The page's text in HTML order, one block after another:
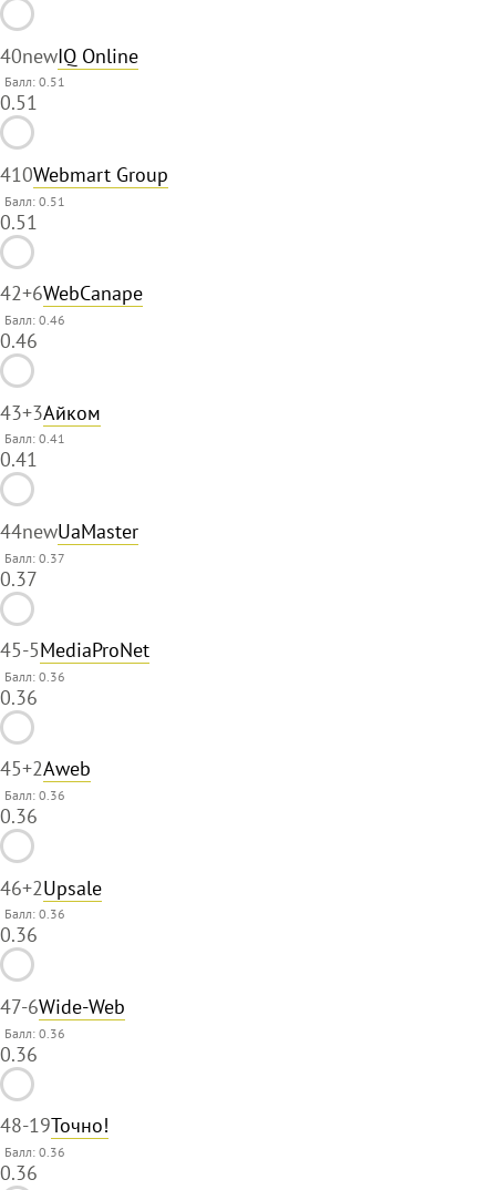
40newIQ Online
Балл: 0.51
0.51
410Webmart Group
Балл: 0.51
0.51
42+6WebCanape
Балл: 0.46
0.46
43+3Айком
Балл: 0.41
0.41
44newUaMaster
Балл: 0.37
0.37
45-5MediaProNet
Балл: 0.36
0.36
45+2Aweb
Балл: 0.36
0.36
46+2Upsale
Балл: 0.36
0.36
47-6Wide-Web
Балл: 0.36
0.36
48-19Точно!
Балл: 0.36
0.36